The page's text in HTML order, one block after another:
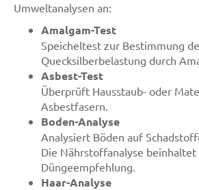
Umweltanalysen an:
Amalgam-Test
Speicheltest zur Bestimmung
Quecksilberbelastung durch
Asbest-Test
Überprüft Hausstaub- oder
Asbestfasern.
Boden-Analyse
Analysiert Böden auf
Die Nährstoffanalyse beinhaltet
Düngeempfehlung.
Haar-Analyse